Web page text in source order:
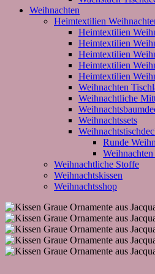
Weihnachten
Heimtextilien
Heimtextilien
Heimtextilien
Heimtextilien
Heimtextilien
Heimtextilien
Weihnachten
Weihnachtliche
Weihnachtssets
Runde
Weihnachtliche Stoffe
Weihnachtskissen
Weihnachtsshop